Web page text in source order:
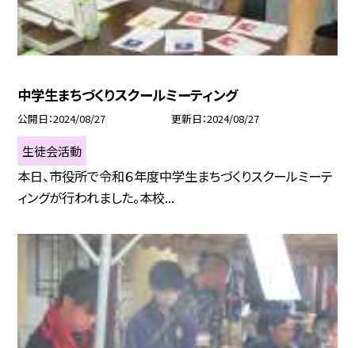
中学生まちづくりスクールミーティング
公開日 2024/08/27 更新日 2024/08/27
生徒会活動
本日、市役所で令和６年度中学生まちづくりスクールミーテ
ィングが行われました。本校...